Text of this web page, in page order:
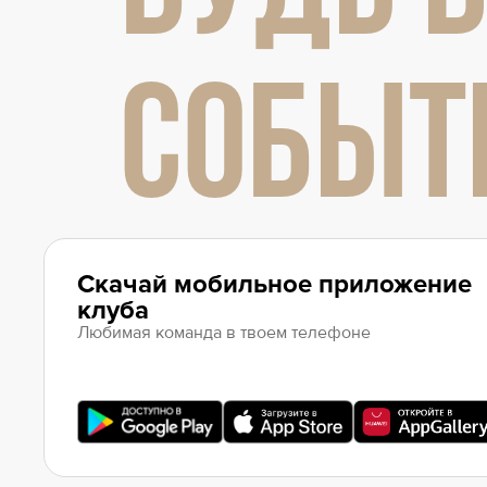
Скачай мобильное приложение
клуба
Любимая команда в твоем телефоне